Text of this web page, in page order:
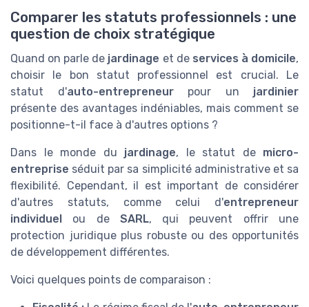
Comparer les statuts professionnels : une
question de choix stratégique
Quand on parle de jardinage et de services à domicile,
choisir le bon statut professionnel est crucial. Le
statut d'auto-entrepreneurpour un jardinier
présente des avantages indéniables, mais comment se
positionne-t-il face à d'autres options ?
Dans le monde du jardinage, le statut de micro-
entreprise séduit par sa simplicité administrative et sa
flexibilité. Cependant, il est important de considérer
d'autres statuts, comme celui d'entrepreneur
individuel
ou de SARL, qui peuvent offrir une
protection juridique plus robuste ou des opportunités
de développement différentes.
Voici quelques points de comparaison :